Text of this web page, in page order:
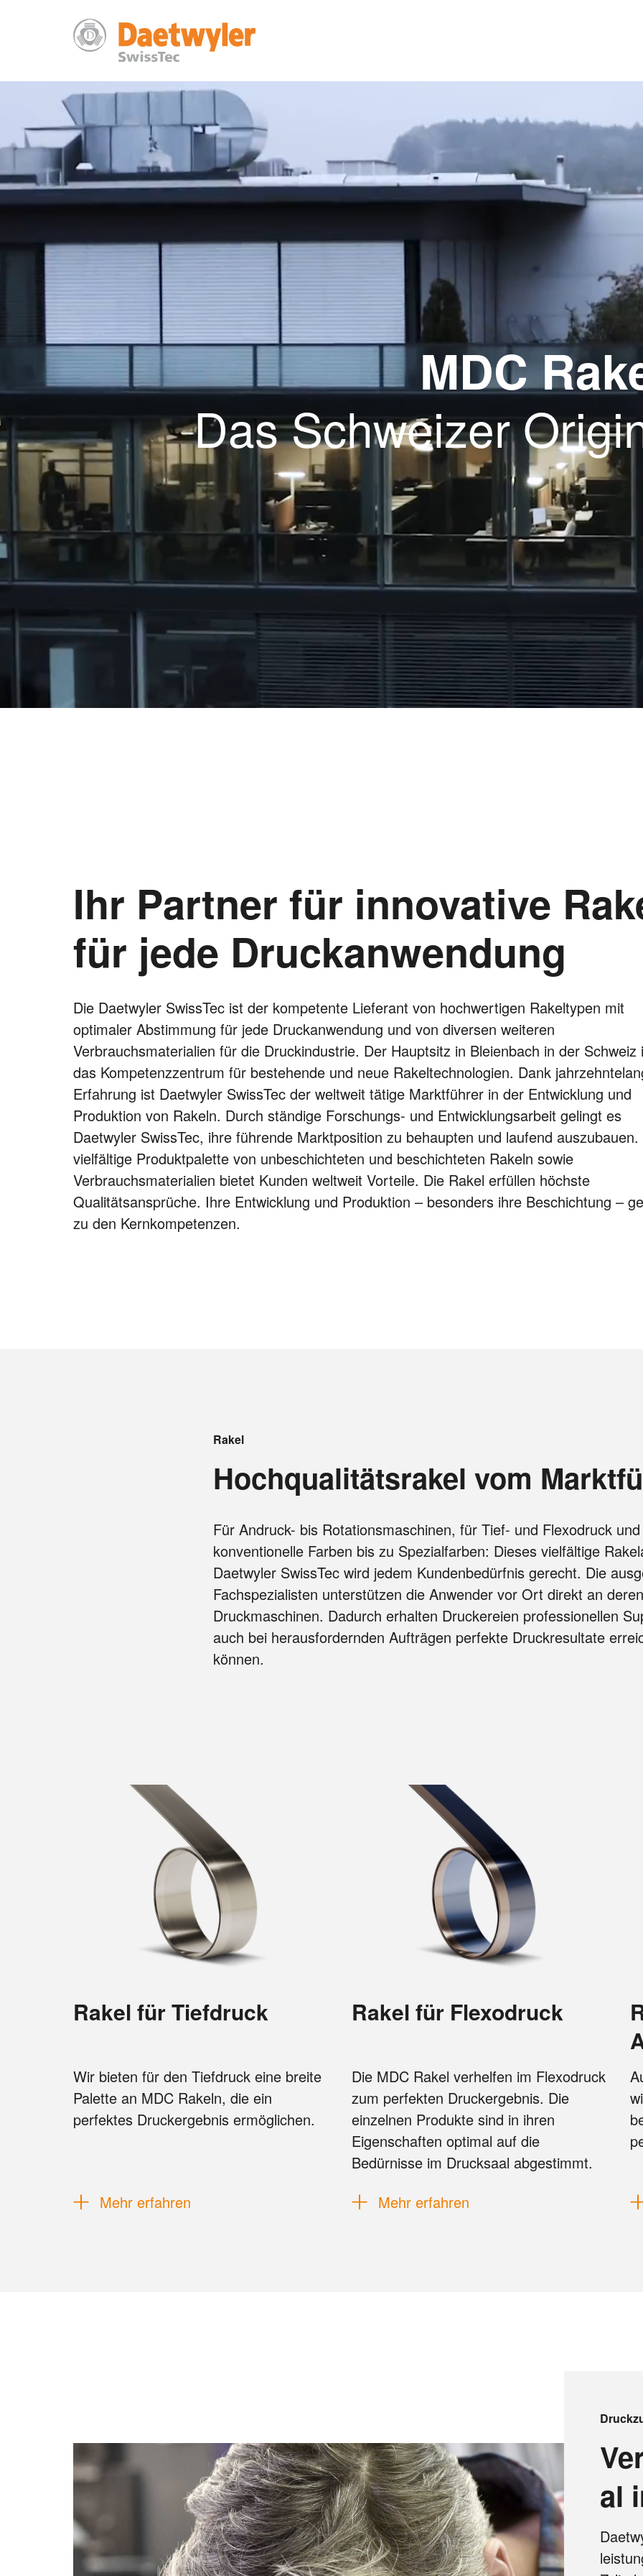
MDC
Das Schweizer
Ihr Partner für innovative
für jede Druckanwendung
Die Daetwyler SwissTec ist der kompetente Lieferant von hochwertigen Rakeltypen mit
optimaler Abstimmung für jede Druckanwendung und von diversen weiteren
Verbrauchsmaterialien für die Druckindustrie. Der Hauptsitz in Bleienbach in der Schweiz
das Kompetenzzentrum für bestehende und neue Rakeltechnologien. Dank
Erfahrung ist Daetwyler SwissTec der weltweit tätige Marktführer in der Entwicklung und
Produktion von Rakeln. Durch ständige Forschungs- und Entwicklungsarbeit gelingt es
Daetwyler SwissTec, ihre führende Marktposition zu behaupten und laufend auszubauen.
vielfältige Produktpalette von unbeschichteten und beschichteten Rakeln sowie
Verbrauchsmaterialien bietet Kunden weltweit Vorteile. Die Rakel erfüllen höchste
Qualitätsansprüche. Ihre Entwicklung und Produktion – besonders ihre Beschichtung –
zu den Kernkompetenzen.
Rakel
Hochqualitätsrakel vom
Für Andruck- bis Rotationsmaschinen, für Tief- und Flexodruck
konventionelle Farben bis zu Spezialfarben: Dieses vielfältige
Daetwyler SwissTec wird jedem Kundenbedürfnis gerecht. Die
Fachspezialisten unterstützen die Anwender vor Ort direkt an deren
Druckmaschinen. Dadurch erhalten Druckereien professionellen
auch bei herausfordernden Aufträgen perfekte Druckresultate
können.
Rakel für Tiefdruck
Wir bieten für den Tiefdruck eine breite
Palette an MDC Rakeln, die ein
perfektes Druckergebnis ermöglichen.
Mehr erfahren
Rakel für Flexodruck
Die MDC Rakel verhelfen im Flexodruck
zum perfekten Druckergebnis. Die
einzelnen Produkte sind in ihren
Eigenschaften optimal auf die
Bedürnisse im Drucksaal abgestimmt.
Mehr erfahren
Rakel
al